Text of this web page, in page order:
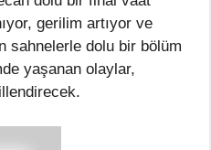
gerilim artıyor ve
sahnelerle dolu bir bölüm
yaşanan olaylar,